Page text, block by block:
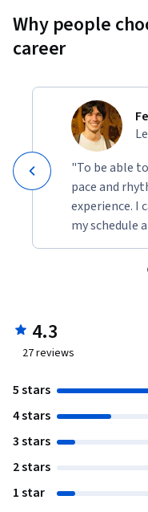
Why people
career
"To be able
pace and
experience. I
my schedule
4.3
27reviews
5 stars
4 stars
3 stars
2 stars
1 star